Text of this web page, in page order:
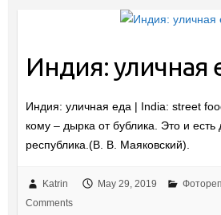
Индия: уличная
Индия: уличная еда | India: street
кому – дырка от бублика. Это и есть
республика.(В. В. Маяковский).
Katrin May 29, 2019
Comments